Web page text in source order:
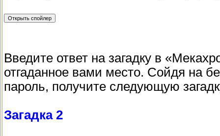
Введите ответ на загадку в
отгаданное вами место. Сойдя на
пароль, получите следующую
Загадка 2